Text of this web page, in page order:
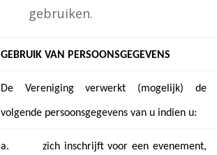
gebruiken.
GEBRUIK VAN PERSOONSGEGEVENS
De Vereniging verwerkt (mogelijk) de
volgende persoonsgegevens van u indien u:
a. zich inschrijft voor een evenement,